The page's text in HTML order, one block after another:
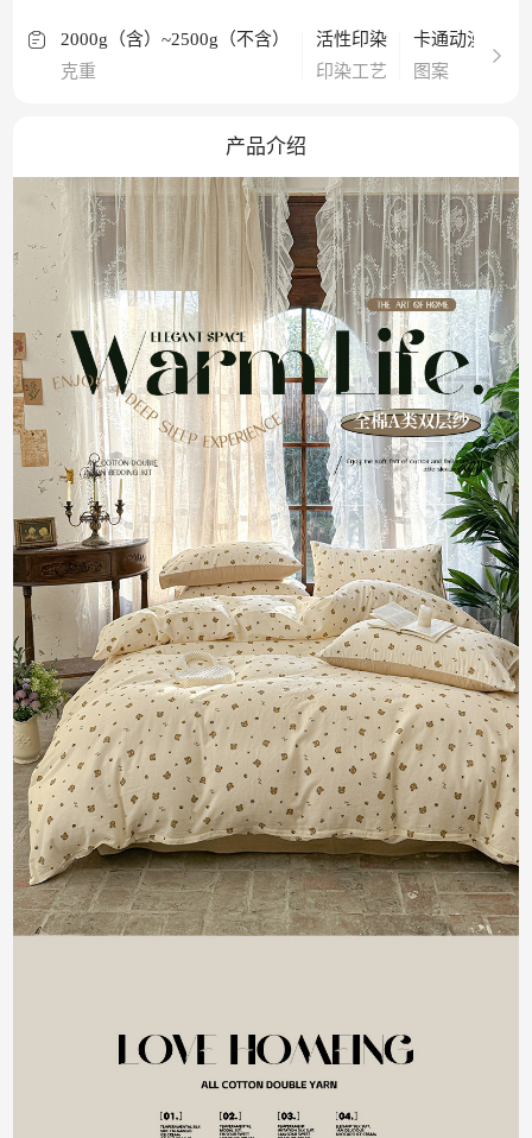
2000g（含）~2500g（不含）
克重
活性印染
印染工艺
卡通动漫
图案
产品介绍